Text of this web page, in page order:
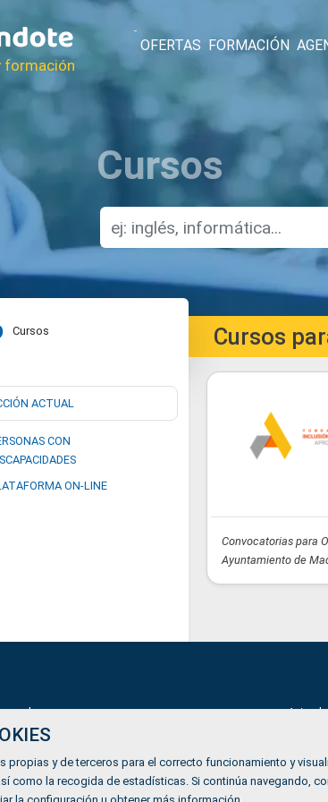
formación
OFERTAS FORMACIÓN
Cursos
Cursos Cursos
ACTUAL
CON
ON-LINE
Convocatorias para
Ayuntamiento de
empleo
de empleo
Aviso
Política
propias y de terceros para el correcto funcionamiento y
como la recogida de estadísticas. Si continúa navegando,